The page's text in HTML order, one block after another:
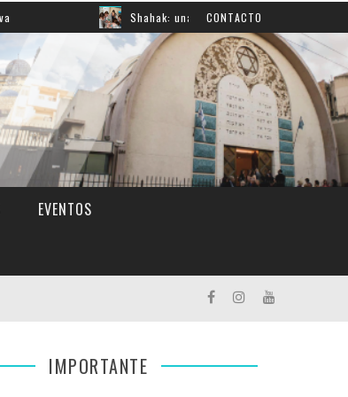
Shahak: una nueva jornada para reflexionar sobre
CONTACTO
EVENTOS
IMPORTANTE